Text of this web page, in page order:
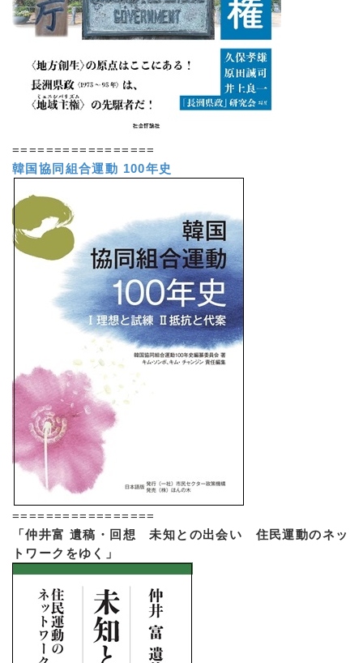
=================
韓国協同組合運動 100年史
=================
「仲井富 遺稿・回想 未知との出会い 住民運動のネッ
トワークをゆく」